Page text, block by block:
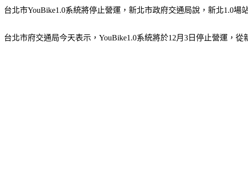
台北市YouBike1.0系統將停止營運，新北市政府交通局說，新北1.0
台北市府交通局今天表示，YouBike1.0系統將於12月3日停止營運，